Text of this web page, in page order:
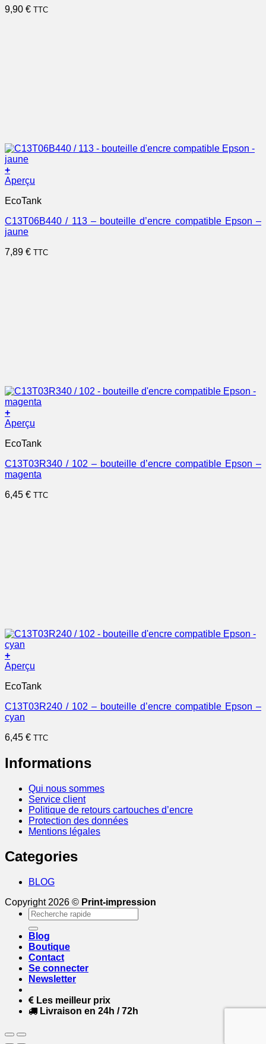
9,90 € TTC
+
Aperçu
EcoTank
C13T06B440 / 113 – bouteille d’encre compatible Epson –
jaune
7,89 € TTC
+
Aperçu
EcoTank
C13T03R340 / 102 – bouteille d’encre compatible Epson –
magenta
6,45 € TTC
+
Aperçu
EcoTank
C13T03R240 / 102 – bouteille d’encre compatible Epson –
cyan
6,45 € TTC
Informations
Qui nous sommes
Service client
Politique de retours cartouches d’encre
Protection des données
Mentions légales
Categories
BLOG
Copyright 2026 © Print-impression
Recherche
pour :
Blog
Boutique
Contact
Se connecter
Newsletter
Les meilleur prix
Livraison en 24h / 72h